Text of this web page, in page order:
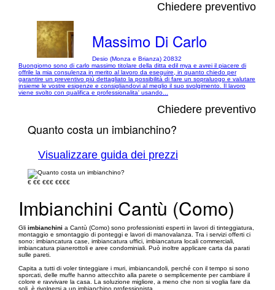
Chiedere preventivo
Massimo Di Carlo
Desio (Monza e Brianza) 20832
Buongiorno sono di carlo massimo titolare della ditta edil mya e avrei il piacere di
offrile la mia consulenza in merito al lavoro da eseguire, in quanto chiedo per
garantire un preventivo più dettagliato la possibilità di fare un sopraluogo e valutare
insieme le vostre esigenze e consigliandovi al meglio il suo svolgimento. Il lavoro
viene svolto con qualifica e professionalita' usando...
Chiedere preventivo
Quanto costa un imbianchino?
Visualizzare guida dei prezzi
€ €€ €€€ €€€€
Imbianchini Cantù (Como)
Gli imbianchini a Cantù (Como) sono professionisti esperti in lavori di tinteggiatura,
montaggio e smontaggio di ponteggi e lavori di manovalanza. Tra i servizi offerti ci
sono: imbiancatura case, imbiancatura uffici, imbiancatura locali commerciali,
imbiancatura pianerottoli e aree condominiali. Può inoltre applicare carta da parati
sulle pareti.
Capita a tutti di voler tinteggiare i muri, imbiancandoli, perché con il tempo si sono
sporcati, delle muffe hanno attecchito alla parete o semplicemente per cambiare il
colore e ravvivare la casa. La soluzione migliore, a meno che non si voglia fare da
soli, è rivolgersi a un imbianchino professionista.